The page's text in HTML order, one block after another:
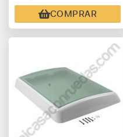
COMPRAR